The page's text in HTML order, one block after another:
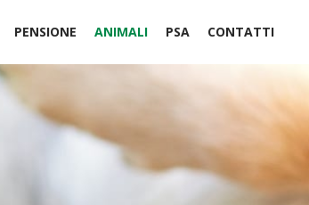
PENSIONE ANIMALI PSA CONTATTI